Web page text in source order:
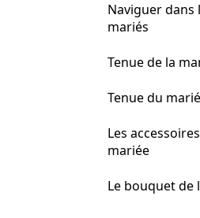
Naviguer dans
mariés
Tenue de la
Tenue du marié
Les
mariée
Le bouquet de